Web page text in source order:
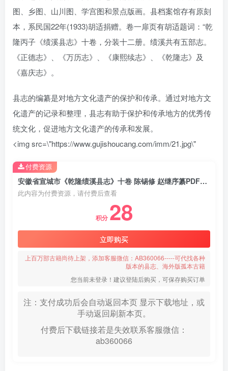
图、乡图、山川图、学宫图和景点版画。县档案馆存有原刻
本，系民国22年(1933)胡适捐赠。卷一扉页有胡适题词：“乾
隆丙子《绩溪县志》十卷，分装十二册。绩溪共有五部志。
《正德志》、《万历志》、《康熙续志》、《乾隆志》及
《嘉庆志》。
县志的编纂是对地方文化遗产的保护和传承。通过对地方文
化遗产的记录和整理，县志有助于保护和传承地方的优秀传
统文化，促进地方文化遗产的传承和发展。
<img src=\"https://www.gujishoucang.com/imm/21.jpg\"
安徽省宣城市《乾隆绩溪县志》十卷 陈锡修 赵继序纂PDF电子版地方志下载
此内容为付费资源，请付费后查看
积分 28
立即购买
上百万部古籍尚待上架，添加客服微信：AB360066-----可代找各种
版本的县志、海外版孤本古籍
您当前未登录！建议登陆后购买，可保存购买订单
注：支付成功后会自动返回本页 显示下载地址，或
手动返回刷新本页。
付费后下载链接若是失效联系客服微信：
ab360066
付费资源